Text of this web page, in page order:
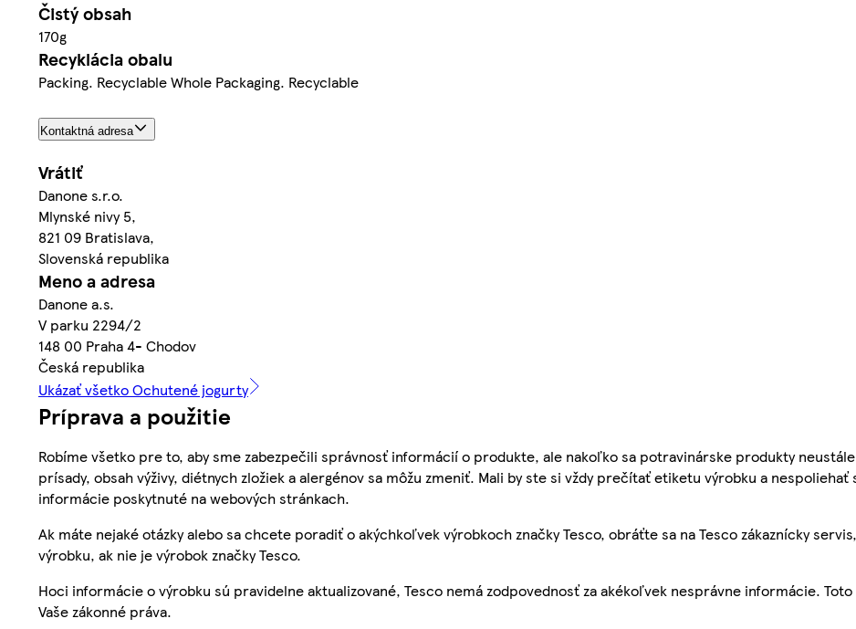
Čistý obsah
170g
Recyklácia obalu
Packing. Recyclable Whole Packaging. Recyclable
Kontaktná adresa
Vrátiť
Danone s.r.o.
Mlynské nivy 5,
821 09 Bratislava,
Slovenská republika
Meno a adresa
Danone a.s.
V parku 2294/2
148 00 Praha 4- Chodov
Česká republika
Ukázať všetko Ochutené jogurty
Príprava a použitie
Robíme všetko pre to, aby sme zabezpečili správnosť informácií o produkte, ale nakoľko sa potravinárske produkty
prísady, obsah výživy, diétnych zložiek a alergénov sa môžu zmeniť. Mali by ste si vždy prečítať etiketu výrobku a nespoliehať
informácie poskytnuté na webových stránkach.
Ak máte nejaké otázky alebo sa chcete poradiť o akýchkoľvek výrobkoch značky Tesco, obráťte sa na Tesco zákaznícky
výrobku, ak nie je výrobok značky Tesco.
Hoci informácie o výrobku sú pravidelne aktualizované, Tesco nemá zodpovednosť za akékoľvek nesprávne informácie. Toto
Vaše zákonné práva.